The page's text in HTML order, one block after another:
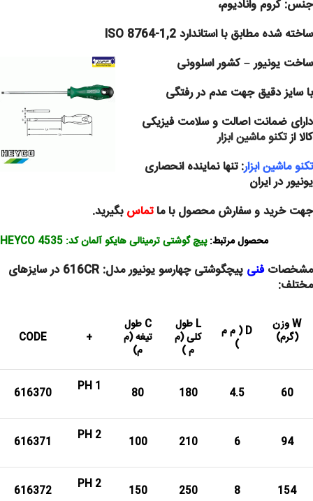
جنس: کروم وانادیوم،
ساخته شده مطابق با استاندارد ISO 8764-1,2
ساخت یونیور – کشور اسلوونی
با سایز دقیق جهت عدم در رفتگی
دارای ضمانت اصالت و سلامت فیزیکی
کالا ازتکنو ماشین ابزار
تکنو ماشین ابزار: تنها نماینده انحصاری
یونیور در ایران
جهت خرید و سفارش محصول با ماتماسبگیرید.
محصول مرتبط:پیچ گوشتی ترمینالی هایکو آلمان کد: 4535 HEYCO
مشخصاتفنی
پیچگوشتی چهارسو یونیور مدل: 616CR در سایزهای
مختلف:
W وزن
(گرم) D ( م م
)
L طول
کلی (م
م )
C طول
تیغه (م
م)
+
CODE
60
4.5
180
80
PH 1
616370
94
6
210
100
PH 2
616371
154
8
250
150
PH 2
616372